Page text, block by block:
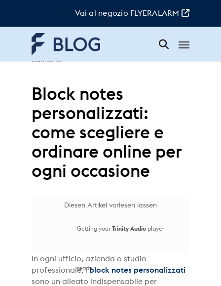
Vai al negozio FLYERALARM
Elsa | 30. Aprile 2025 |
No
Comments
Block notes
personalizzati:
come scegliere e
ordinare online per
ogni occasione
Diesen Artikel vorlesen lassen
Getting your Trinity Audio player
ready...
In ogni ufficio, azienda o studio
professionale, iblock notes personalizzati
sono un alleato indispensabile per